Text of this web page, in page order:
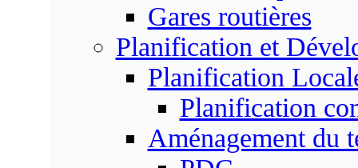
Gares routières
Planification et
Planification
Planification
Aménagement du